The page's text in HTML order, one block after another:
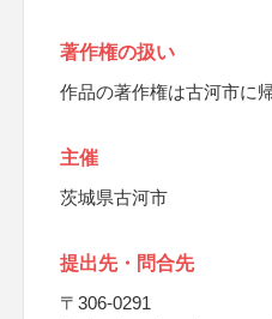
著作権の扱い
作品の著作権は古河市に
主催
茨城県古河市
提出先・問合先
〒306-0291